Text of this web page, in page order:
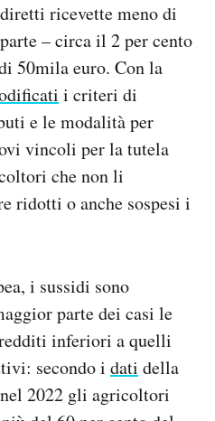
ricevette meno di
– circa il 2 per cento
50mila euro. Con la
i criteri di
e le modalità per
vincoli per la tutela
che non li
ridotti o anche sospesi i
i sussidi sono
parte dei casi le
inferiori a quelli
secondo i dati della
2022 gli agricoltori